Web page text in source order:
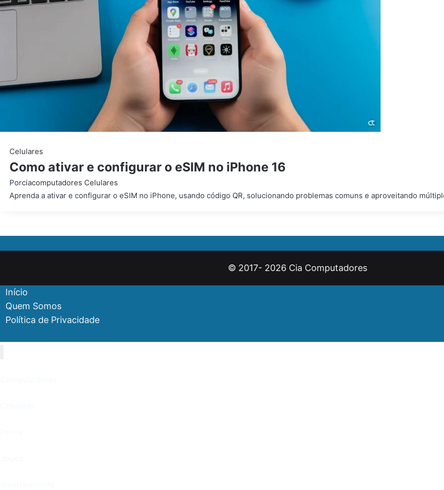
Celulares
Como ativar e configurar o eSIM no iPhone 16
Porciacomputadores Celulares
Aprenda a ativar e configurar o eSIM no iPhone, usando código QR, solucionando problemas comuns e aproveitando
© 2017- 2026 Cia Computadores
Início
Quem Somos
Política de Privacidade